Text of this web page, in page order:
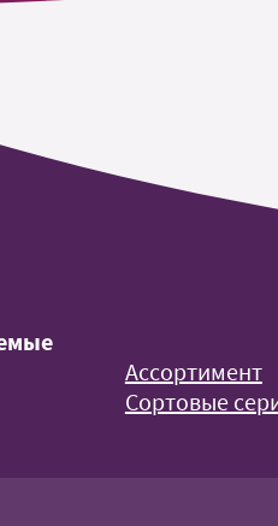
Ассортимент
Сортовые